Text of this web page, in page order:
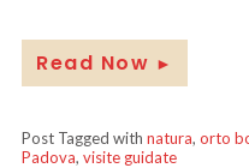
Read Now ►
Post Tagged with natura, orto
Padova, visite guidate